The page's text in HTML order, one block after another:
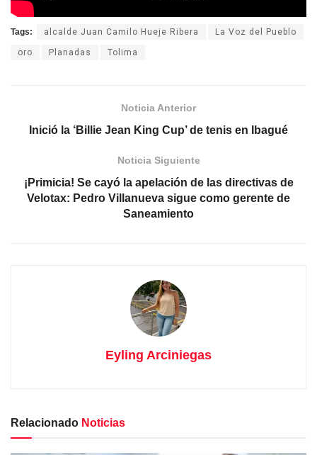
Tags: alcalde Juan Camilo Hueje Ribera La Voz del Pueblo
oro Planadas Tolima
Noticia Anterior
Inició la ‘Billie Jean King Cup’ de tenis en Ibagué
Noticia Siguiente
¡Primicia! Se cayó la apelación de las directivas de
Velotax: Pedro Villanueva sigue como gerente de
Saneamiento
Eyling Arciniegas
Relacionado Noticias